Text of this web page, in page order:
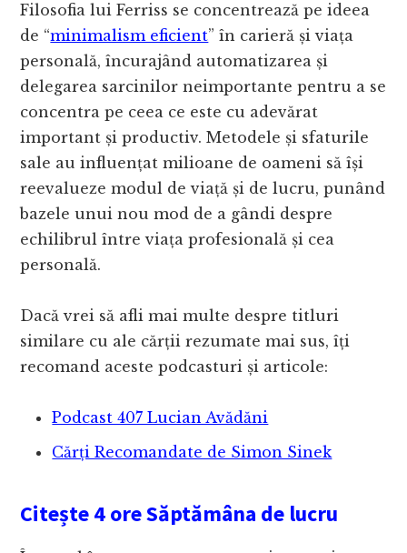
Filosofia lui Ferriss se concentrează pe ideea
de “minimalism eficient” în carieră și viața
personală, încurajând automatizarea și
delegarea sarcinilor neimportante pentru a se
concentra pe ceea ce este cu adevărat
important și productiv. Metodele și sfaturile
sale au influențat milioane de oameni să își
reevalueze modul de viață și de lucru, punând
bazele unui nou mod de a gândi despre
echilibrul între viața profesională și cea
personală.
Dacă vrei să afli mai multe despre titluri
similare cu ale cărții rezumate mai sus, îți
recomand aceste podcasturi și articole:
Podcast 407 Lucian Avădăni
Cărți Recomandate de Simon Sinek
Citește 4 ore Săptămâna de lucru